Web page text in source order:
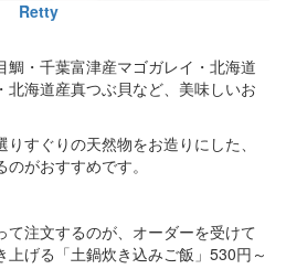
Retty
鯛・千葉富津産マゴガレイ・北海道
北海道産真つぶ貝など、美味しいお
すぐりの天然物をお造りにした、
がおすすめです。
て注文するのが、オーダーを受けて
げる「土鍋炊き込みご飯」530円～